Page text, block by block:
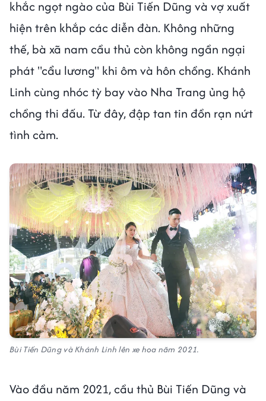
khắc ngọt ngào của Bùi Tiến Dũng và vợ xuất
hiện trên khắp các diễn đàn. Không những
thế, bà xã nam cầu thủ còn không ngần ngại
phát "cẩu lương" khi ôm và hôn chồng. Khánh
Linh cùng nhóc tỳ bay vào Nha Trang ủng hộ
chồng thi đấu. Từ đây, đập tan tin đồn rạn nứt
tình cảm.
Bùi Tiến Dũng và Khánh Linh lên xe hoa năm 2021.
Vào đầu năm 2021, cầu thủ Bùi Tiến Dũng và